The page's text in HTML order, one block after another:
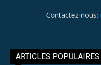
Contactez-nous:
ARTICLES POPULAIRES